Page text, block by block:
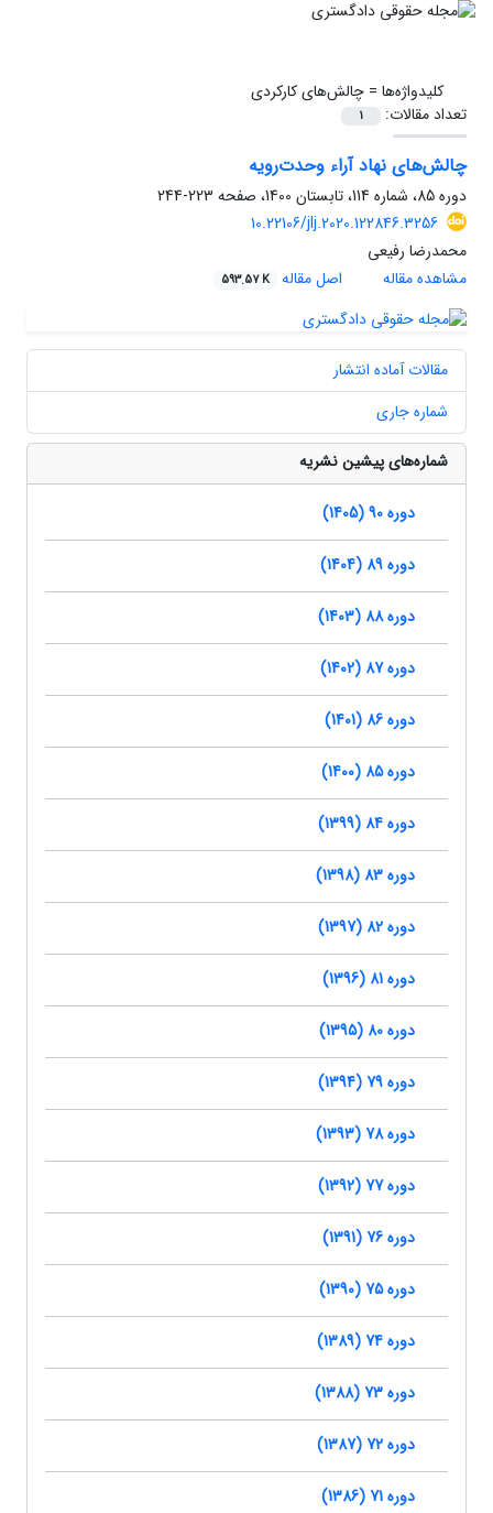
کلیدواژه‌ها =چالش‌های کارکردی
تعداد مقالات:
1
چالش‌های نهاد آراء وحدت‌رویه
دوره 85، شماره 114، تابستان 1400، صفحه
223-244
10.22106/jlj.2020.122846.3256
محمدرضا رفیعی
مشاهده مقاله
اصل مقاله 593.57 K
مقالات آماده انتشار
شماره جاری
شماره‌های پیشین نشریه
دوره 90 (1405)
دوره 89 (1404)
دوره 88 (1403)
دوره 87 (1402)
دوره 86 (1401)
دوره 85 (1400)
دوره 84 (1399)
دوره 83 (1398)
دوره 82 (1397)
دوره 81 (1396)
دوره 80 (1395)
دوره 79 (1394)
دوره 78 (1393)
دوره 77 (1392)
دوره 76 (1391)
دوره 75 (1390)
دوره 74 (1389)
دوره 73 (1388)
دوره 72 (1387)
دوره 71 (1386)